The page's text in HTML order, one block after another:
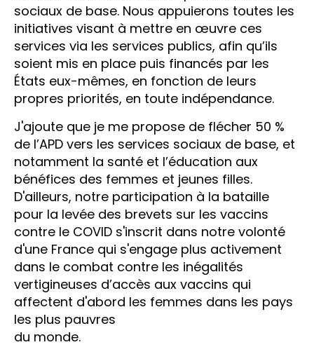
sociaux de base. Nous appuierons toutes les
initiatives visant à mettre en œuvre ces
services via les services publics, afin qu’ils
soient mis en place puis financés par les
États eux-mêmes, en fonction de leurs
propres priorités, en toute indépendance.
J'ajoute que je me propose de flécher 50 %
de l’APD vers les services sociaux de base, et
notamment la santé et l’éducation aux
bénéfices des femmes et jeunes filles.
D'ailleurs, notre participation à la bataille
pour la levée des brevets sur les vaccins
contre le COVID s'inscrit dans notre volonté
d'une France qui s'engage plus activement
dans le combat contre les inégalités
vertigineuses d’accès aux vaccins qui
affectent d'abord les femmes dans les pays
les plus pauvres
du monde.